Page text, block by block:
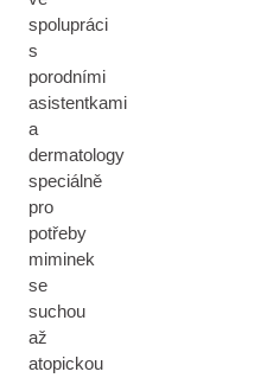
spolupráci
s
porodními
asistentkami
a
dermatology
speciálně
pro
potřeby
miminek
se
suchou
až
atopickou